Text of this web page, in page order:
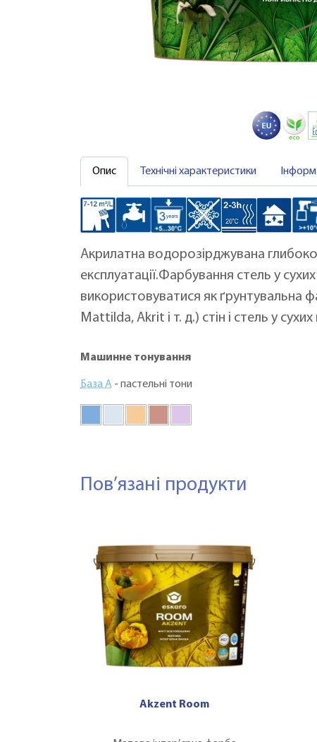
Опис Технічні характеристики
Акрилатна водорозірджувана
експлуатації.Фарбування стель у
використовуватися як
Mattilda, Akrit і т. д.) стін і стель у
Машинне тонування
База А - пастельні тони
Пов’язані продукти
Akzent Room